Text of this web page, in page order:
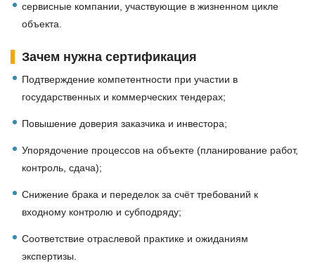
сервисные компании, участвующие в жизненном цикле
объекта.
Зачем нужна сертификация
Подтверждение компетентности при участии в
государственных и коммерческих тендерах;
Повышение доверия заказчика и инвестора;
Упорядочение процессов на объекте (планирование работ,
контроль, сдача);
Снижение брака и переделок за счёт требований к
входному контролю и субподряду;
Соответствие отраслевой практике и ожиданиям
экспертизы.